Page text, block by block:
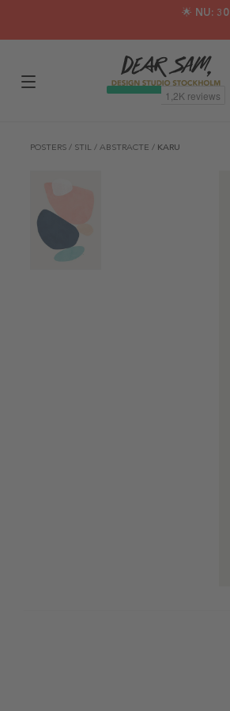
🌟 NU:
POSTERS / STIL / ABSTRACTE / KARU